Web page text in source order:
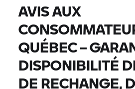
AVIS AUX
QUÉBEC –
DISPONIBILITÉ
DE RECHANGE,